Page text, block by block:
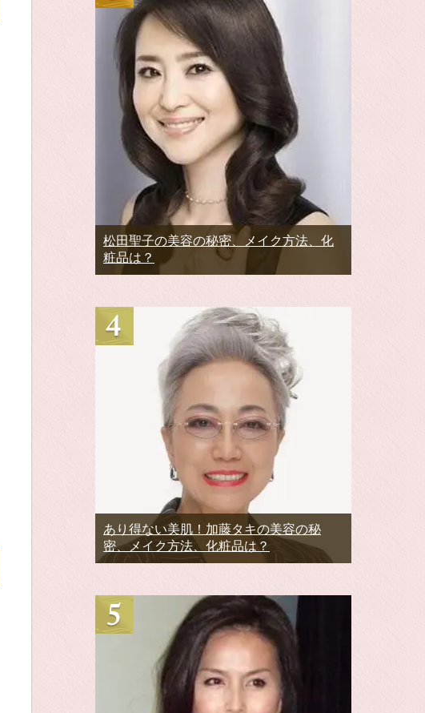
松田聖子の美容の秘密、メイク方法、化
粧品は？
あり得ない美肌！加藤タキの美容の秘
密、メイク方法、化粧品は？